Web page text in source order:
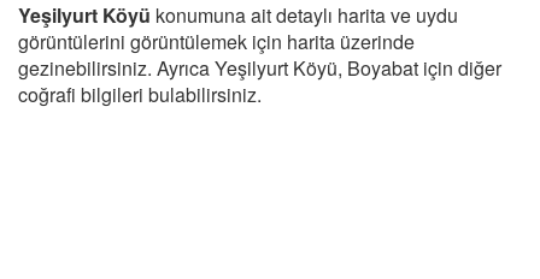
Yeşilyurt Köyü konumuna ait detaylı harita ve uydu
görüntülerini görüntülemek için harita üzerinde
gezinebilirsiniz. Ayrıca Yeşilyurt Köyü, Boyabat için diğer
coğrafi bilgileri bulabilirsiniz.